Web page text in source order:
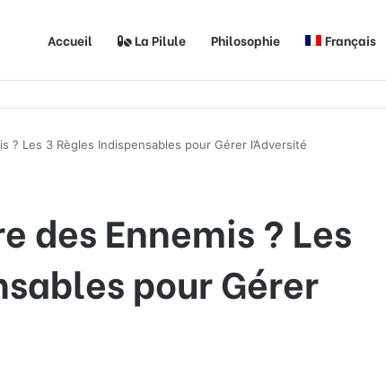
Accueil La Pilule Philosophie Français
? Les 3 Règles Indispensables pour Gérer l’Adversité
des Ennemis ? Les
pour Gérer